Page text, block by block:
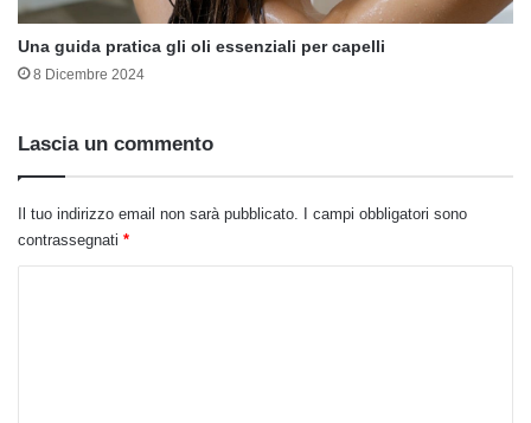
Una guida pratica gli oli essenziali per capelli
8 Dicembre 2024
Lascia un commento
Il tuo indirizzo email non sarà pubblicato.
I campi obbligatori sono
contrassegnati *